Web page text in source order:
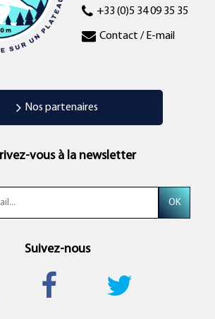
+33 (0)5 34 09 35 35
Contact / E-mail
Nos partenaires
vous à la newsletter
Suivez-nous